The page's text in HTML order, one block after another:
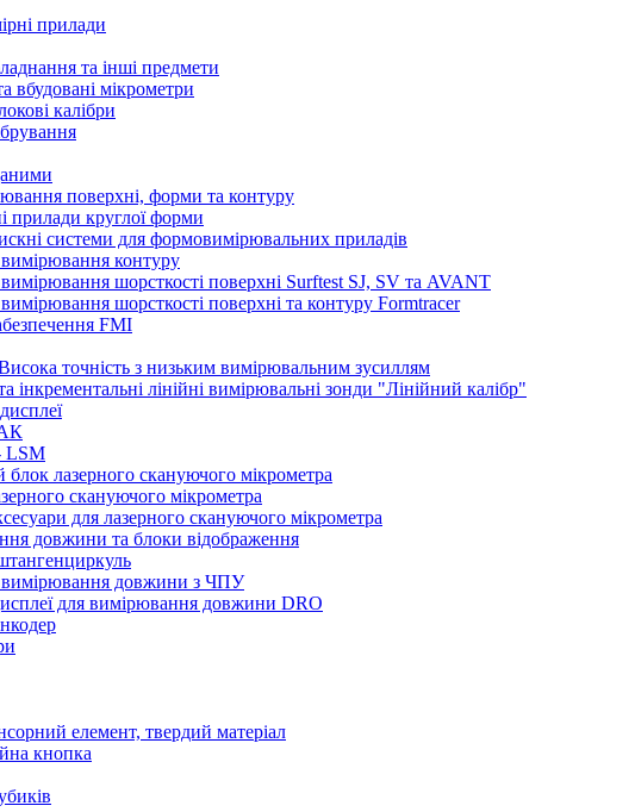
прилади
та інші предмети
вбудовані мікрометри
калібри
поверхні, форми та контуру
прилади круглої форми
системи для формовимірювальних приладів
контуру
шорсткості поверхні Surftest SJ, SV та AVANT
шорсткості поверхні та контуру Formtracer
FMI
точність з низьким вимірювальним зусиллям
інкрементальні лінійні вимірювальні зонди "Лінійний калібр"
LSM
блок лазерного скануючого мікрометра
скануючого мікрометра
для лазерного скануючого мікрометра
довжини та блоки відображення
довжини з ЧПУ
для вимірювання довжини DRO
елемент, твердий матеріал
кнопка